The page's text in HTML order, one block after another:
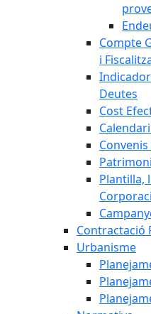
Compte
i
Deutes
Cost
Plantilla,
Contractació
Urbanisme